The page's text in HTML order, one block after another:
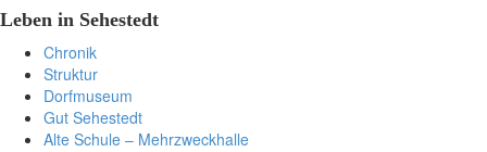
Leben in Sehestedt
Chronik
Struktur
Dorfmuseum
Gut Sehestedt
Alte Schule – Mehrzweckhalle